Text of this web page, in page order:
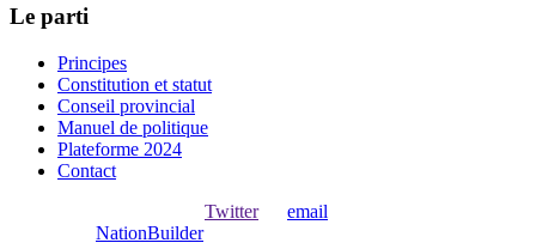
Le parti
Principes
Constitution et statut
Conseil provincial
Manuel de politique
Plateforme 2024
Contact
Twitterou email
NationBuilder